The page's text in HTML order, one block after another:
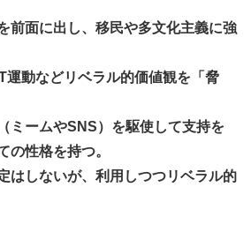
前面に出し、移民や多文化主義に強
運動などリベラル的価値観を「脅
ミームやSNS）を駆使して支持を
の性格を持つ。
はしないが、利用しつつリベラル的